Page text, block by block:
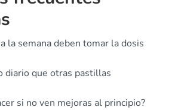
la semana deben tomar la dosis
diario que otras pastillas
si no ven mejoras al principio?